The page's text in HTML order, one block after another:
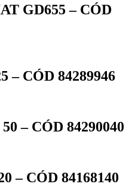
GD655 – CÓD
– CÓD 84289946
– CÓD 84290040
– CÓD 84168140